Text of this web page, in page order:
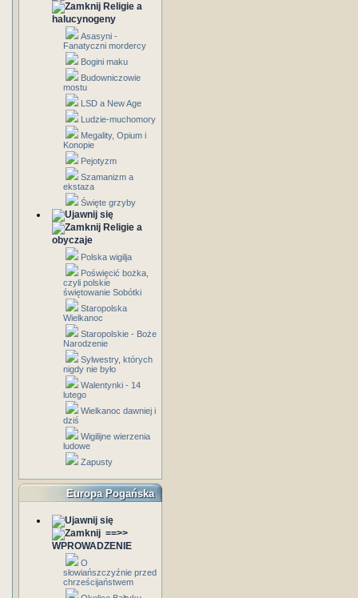
Religie a
halucynogeny
Asasyni -
Fanatyczni mordercy
Bogini maku
Budowniczowie
mostu
LSD a New Age
Ludzie-muchomory
Megality, Opium i
Konopie
Pejotyzm
Szamanizm a
ekstaza
Święte grzyby
Religie a
obyczaje
Polska wigilja
Poświęcić bożka,
czyli polskie
świętowanie Sobótki
Staropolska
Wielkanoc
Staropolskie - Boże
Narodzenie
Sylwestry, których
nigdy nie było
Walentynki - 14
lutego
Wielkanoc dawniej i
dziś
Wigilijne wierzenia
ludowe
Zapusty
Europa Pogańska
==>>
WPROWADZENIE
O
słowiańszczyźnie przed
chrześcijaństwem